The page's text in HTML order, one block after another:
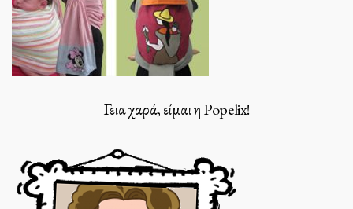
Γεια χαρά, είμαι η Popelix!